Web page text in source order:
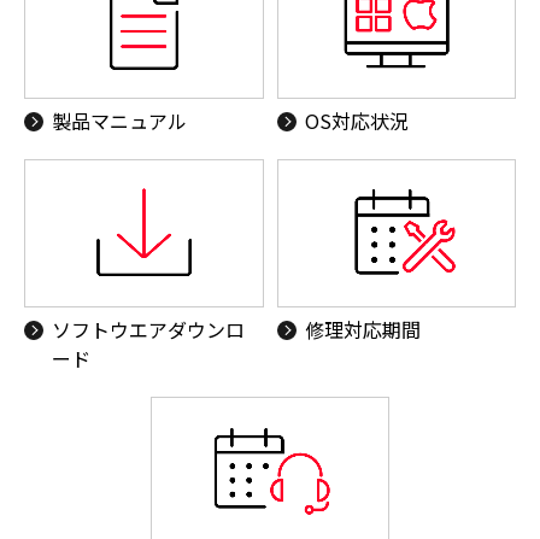
製品マニュアル OS対応状況
ソフトウエアダウンロ
ード
修理対応期間